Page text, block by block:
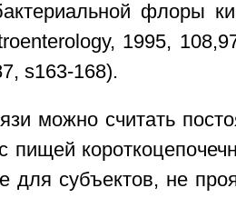
флоры
1995,
s163-168).
можно считать
пищей
для субъектов, не